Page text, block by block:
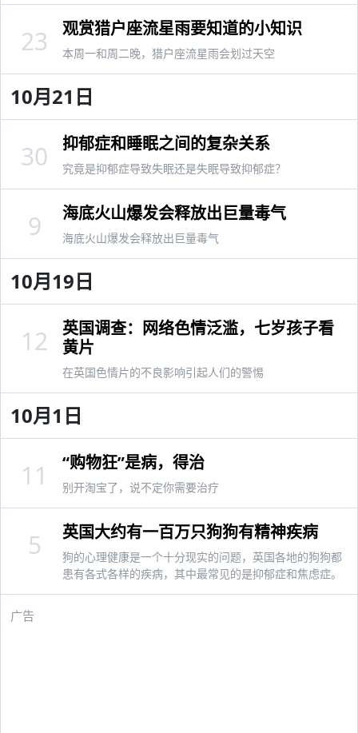
观赏猎户座流星雨要知道的小知识
本周一和周二晚，猎户座流星雨会划过天空
23
10月21日
抑郁症和睡眠之间的复杂关系
究竟是抑郁症导致失眠还是失眠导致抑郁症？
30
海底火山爆发会释放出巨量毒气
海底火山爆发会释放出巨量毒气
9
10月19日
英国调查：网络色情泛滥，七岁孩子看
黄片
在英国色情片的不良影响引起人们的警惕
12
10月1日
“购物狂”是病，得治
别开淘宝了，说不定你需要治疗
11
英国大约有一百万只狗狗有精神疾病
狗的心理健康是一个十分现实的问题，英国各地的狗狗都
患有各式各样的疾病，其中最常见的是抑郁症和焦虑症。
5
广告